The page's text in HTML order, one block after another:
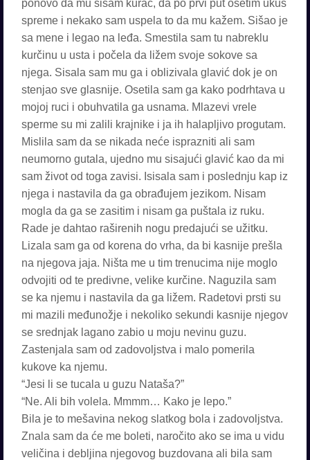
ponovo da mu sisam kurac, da po prvi put osetim ukus
spreme i nekako sam uspela to da mu kažem. Sišao je
sa mene i legao na leđa. Smestila sam tu nabreklu
kurčinu u usta i počela da ližem svoje sokove sa
njega. Sisala sam mu ga i oblizivala glavić dok je on
stenjao sve glasnije. Osetila sam ga kako podrhtava u
mojoj ruci i obuhvatila ga usnama. Mlazevi vrele
sperme su mi zalili krajnike i ja ih halapljivo progutam.
Mislila sam da se nikada neće isprazniti ali sam
neumorno gutala, ujedno mu sisajući glavić kao da mi
sam život od toga zavisi. Isisala sam i poslednju kap iz
njega i nastavila da ga obrađujem jezikom. Nisam
mogla da ga se zasitim i nisam ga puštala iz ruku.
Rade je dahtao raširenih nogu predajući se užitku.
Lizala sam ga od korena do vrha, da bi kasnije prešla
na njegova jaja. Ništa me u tim trenucima nije moglo
odvojiti od te predivne, velike kurčine. Naguzila sam
se ka njemu i nastavila da ga ližem. Radetovi prsti su
mi mazili međunožje i nekoliko sekundi kasnije njegov
se srednjak lagano zabio u moju nevinu guzu.
Zastenjala sam od zadovoljstva i malo pomerila
kukove ka njemu.
“Jesi li se tucala u guzu Nataša?”
“Ne. Ali bih volela. Mmmm… Kako je lepo.”
Bila je to mešavina nekog slatkog bola i zadovoljstva.
Znala sam da će me boleti, naročito ako se ima u vidu
veličina i debljina njegovog buzdovana ali bila sam